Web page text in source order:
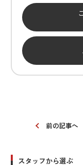
前の記事へ
スタッフから選ぶ